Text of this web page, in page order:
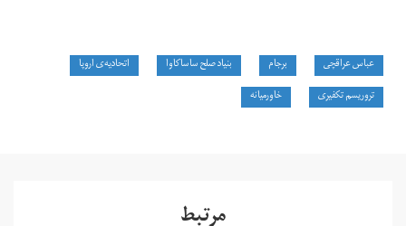
عباس عراقچی برجام بنیاد صلح ساساکاوا
اتحادیه‌ی اروپا
تروریسم تکفیری
خاورمیانه